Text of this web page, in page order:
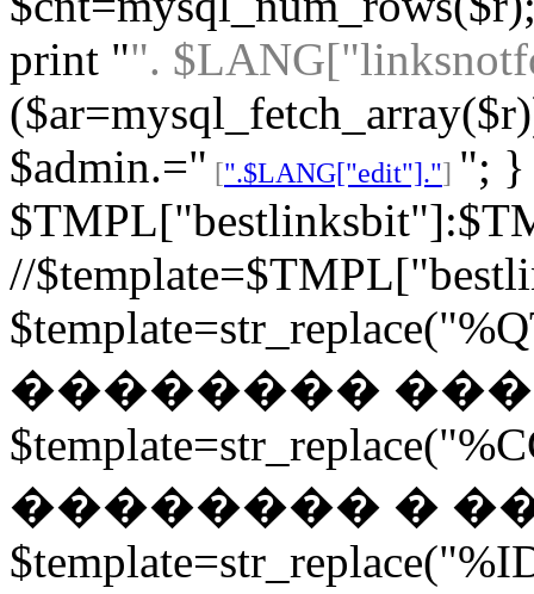
print "".
$admin.=" [".$LANG["edit"]."] "; }
//
��������
�������� �